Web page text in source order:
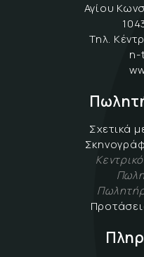
Αγίου
Τηλ.
n-
Σχετικά